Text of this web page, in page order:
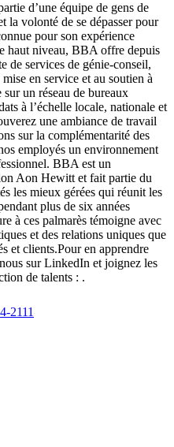
d’une équipe de gens de
la volonté de se dépasser pour
pour son expérience
haut niveau, BBA offre depuis
de services de génie-conseil,
en service et au soutien à
un réseau de bureaux
à l’échelle locale, nationale et
une ambiance de travail
sur la complémentarité des
employés un environnement
BBA est un
Aon Hewitt et fait partie du
les mieux gérées qui réunit les
plus de six années
à ces palmarès témoigne avec
et des relations uniques que
et clients.Pour en apprendre
sur LinkedIn et joignez les
de talents : .
2111